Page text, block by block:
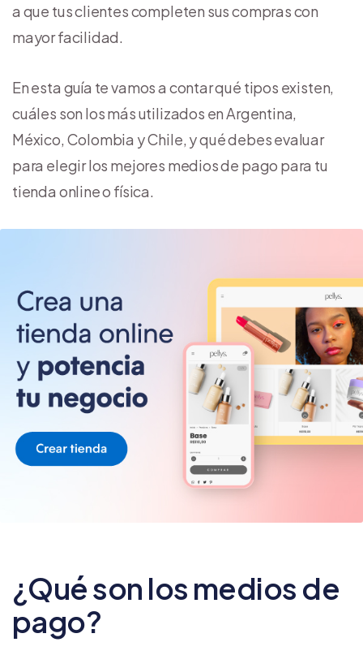
a que tus clientes completen sus compras con
mayor facilidad.
En esta guía te vamos a contar qué tipos existen,
cuáles son los más utilizados en Argentina,
México, Colombia y Chile, y qué debes evaluar
para elegir los mejores medios de pago para tu
tienda online o física.
¿Qué son los medios de
pago?